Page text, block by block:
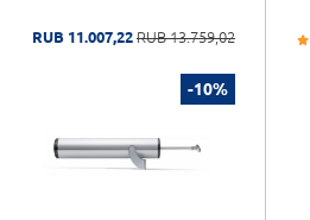
RUB 11.007,22 RUB 13.759,02
-10%